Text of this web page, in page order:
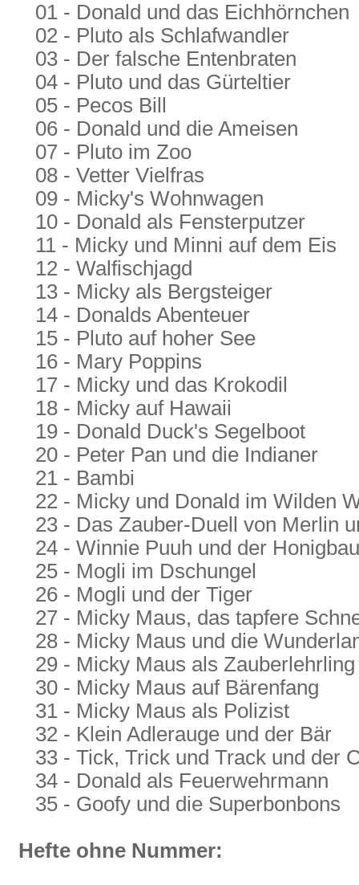
01 - Donald und das Eichhörnchen
02 - Pluto als Schlafwandler
03 - Der falsche Entenbraten
04 - Pluto und das Gürteltier
05 - Pecos Bill
06 - Donald und die Ameisen
07 - Pluto im Zoo
08 - Vetter Vielfras
09 - Micky's Wohnwagen
10 - Donald als Fensterputzer
11 - Micky und Minni auf dem Eis
12 - Walfischjagd
13 - Micky als Bergsteiger
14 - Donalds Abenteuer
15 - Pluto auf hoher See
16 - Mary Poppins
17 - Micky und das Krokodil
18 - Micky auf Hawaii
19 - Donald Duck's Segelboot
20 - Peter Pan und die Indianer
21 - Bambi
22 - Micky und Donald im Wilden
23 - Das Zauber-Duell von Merlin
24 - Winnie Puuh und der
25 - Mogli im Dschungel
26 - Mogli und der Tiger
27 - Micky Maus, das tapfere
28 - Micky Maus und die
29 - Micky Maus als Zauberlehrling
30 - Micky Maus auf Bärenfang
31 - Micky Maus als Polizist
32 - Klein Adlerauge und der Bär
33 - Tick, Trick und Track und der
34 - Donald als Feuerwehrmann
35 - Goofy und die Superbonbons
Hefte ohne Nummer: